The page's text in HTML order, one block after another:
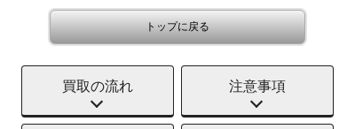
トップに戻る
買取の流れ 注意事項